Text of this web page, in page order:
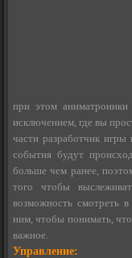
при этом
исключением, где вы
части разработчик игры
события будут
больше чем ранее,
того чтобы
возможность смотреть
ним, чтобы понимать,
важное.
Управление: